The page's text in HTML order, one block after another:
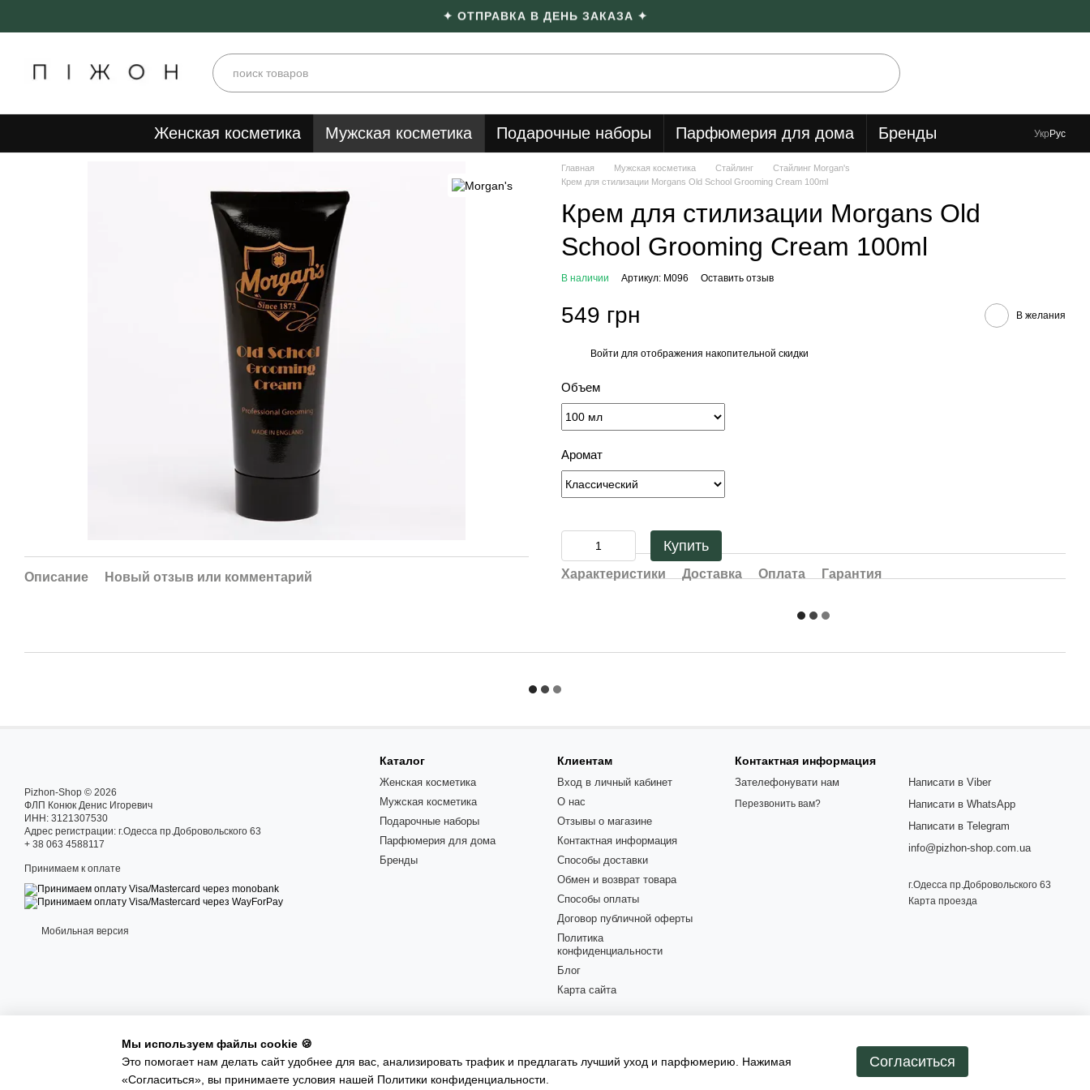
✦ ОТПРАВКА В ДЕНЬ ЗАКАЗА ✦
Женская косметика Мужская косметика Подарочные наборы Парфюмерия для дома Бренды УкрРус
Описание Новый отзыв или комментарий
Главная Мужская косметика Стайлинг
Стайлинг Morgan's
Крем для стилизации Morgans Old School Grooming Cream 100ml
Крем для стилизации Morgans Old
School Grooming Cream 100ml
В наличии Артикул: M096 Оставить отзыв
549 грн В желания
Войти для отображения накопительной скидки
Объем
Аромат
Купить
Характеристики Доставка Оплата Гарантия
Pizhon-Shop © 2026
ФЛП Конюк Денис Игоревич
ИНН: 3121307530
Адрес регистрации: г.Одесса пр.Добровольского 63
+ 38 063 4588117
Принимаем к оплате
Мобильная версия
Интернет-магазин создан с Хорошоп
Каталог
Женская косметика
Мужская косметика
Подарочные наборы
Парфюмерия для дома
Бренды
Клиентам
Вход в личный кабинет
О нас
Отзывы о магазине
Контактная информация
Способы доставки
Обмен и возврат товара
Способы оплаты
Договор публичной оферты
Политика
конфиденциальности
Блог
Карта сайта
Контактная информация
Зателефонувати нам
Перезвонить вам?
Написати в Viber
Написати в WhatsApp
Написати в Telegram
info@pizhon-shop.com.ua
г.Одесса пр.Добровольского 63
Карта проезда
Мы используем файлы cookie 🍪
Это помогает нам делать сайт удобнее для вас, анализировать трафик и предлагать лучший уход и парфюмерию. Нажимая
«Согласиться», вы принимаете условия нашей Политики конфиденциальности
Согласиться